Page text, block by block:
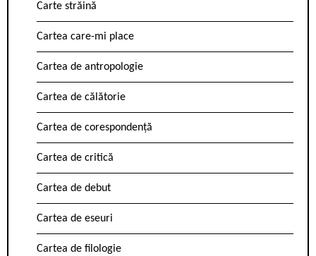
Carte străină
Cartea care-mi place
Cartea de antropologie
Cartea de călătorie
Cartea de corespondență
Cartea de critică
Cartea de debut
Cartea de eseuri
Cartea de filologie